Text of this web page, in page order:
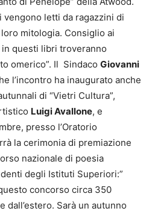
letti da ragazzini di
mitologia. Consiglio ai
questi libri troveranno
omerico”. Il Sindaco Giovanni
l’incontro ha inaugurato anche
di “Vietri Cultura”,
Luigi Avallone, e
presso l’Oratorio
la cerimonia di premiazione
nazionale di poesia
degli Istituti Superiori:”
concorso circa 350
dall’estero. Sarà un autunno